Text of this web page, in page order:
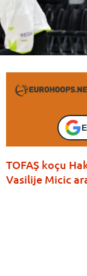
TOFAŞ koçu
Vasilije Micic